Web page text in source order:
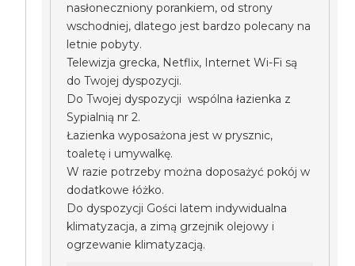
nasłoneczniony porankiem, od strony
wschodniej, dlatego jest bardzo polecany na
letnie pobyty.
Telewizja grecka, Netflix, Internet Wi-Fi są
do Twojej dyspozycji.
Do Twojej dyspozycji wspólna łazienka z
Sypialnią nr 2.
Łazienka wyposażona jest w prysznic,
toaletę i umywalkę.
W razie potrzeby można doposażyć pokój w
dodatkowe łóżko.
Do dyspozycji Gości latem indywidualna
klimatyzacja, a zimą grzejnik olejowy i
ogrzewanie klimatyzacją.